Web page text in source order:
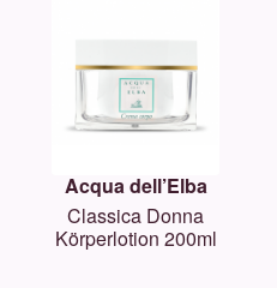
Acqua dell’Elba
Classica Donna
Körperlotion 200ml